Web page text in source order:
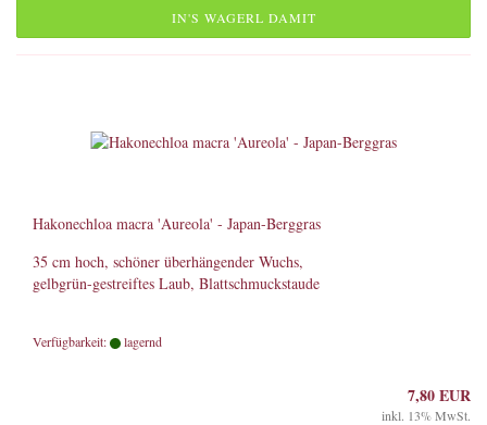
IN'S WAGERL DAMIT
Hakonechloa macra 'Aureola' - Japan-Berggras
35 cm hoch, schöner überhängender Wuchs,
gelbgrün-gestreiftes Laub, Blattschmuckstaude
Verfügbarkeit: lagernd
7,80 EUR
inkl. 13% MwSt.